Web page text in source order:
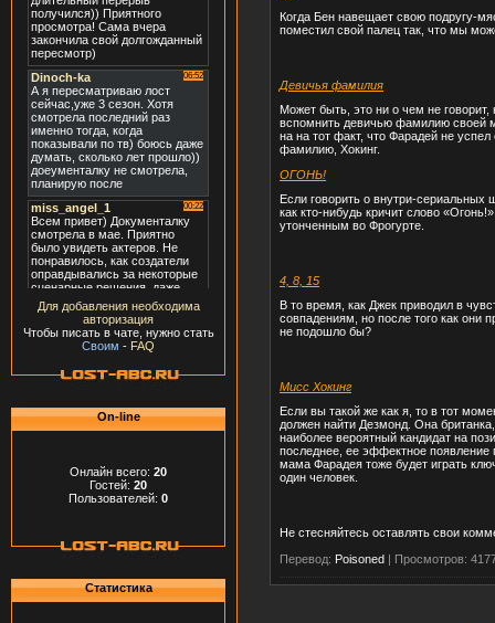
Для добавления необходима
авторизация
Чтобы писать в чате, нужно стать
Своим - FAQ
On-line
Онлайн всего: 20
Гостей: 20
Пользователей: 0
Статистика
Когда Бен навещает свою подругу-
поместил свой палец так, что мы
Девичья фамилия
Может быть, это ни о чем не
вспомнить девичью фамилию своей
на на тот факт, что Фарадей не
фамилию, Хокинг.
ОГОНЬ!
Если говорить о внутри-
как кто-нибудь кричит слово
утонченным во Фрогурте.
4, 8, 15
В то время, как Джек приводил в
совпадениям, но после того как они
не подошло бы?
Mисс Хокинг
Если вы такой же как я, то в тот
должен найти Дезмонд. Она
наиболее вероятный кандидат на
последнее, ее эффектное появление
мама Фарадея тоже будет играть
один человек.
Не стесняйтесь оставлять свои
Перевод: Poisoned | Просмотров: